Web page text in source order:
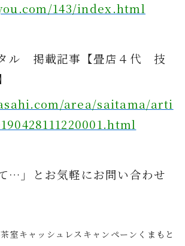
143/index.html
ル 掲載記事 【畳店４代 技
area/saitama/arti
…」とお気軽にお問い合わせ
室キャッシュレス キャンペーン くまもと